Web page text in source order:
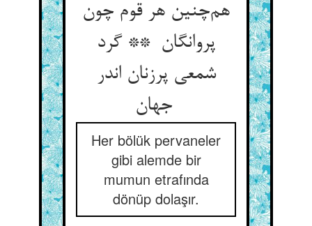
هم‌چنین هر قوم چون
پروانگان ** گرد
شمعی پرزنان اندر
جهان
Her bölük pervaneler
gibi alemde bir
mumun etrafında
dönüp dolaşır.